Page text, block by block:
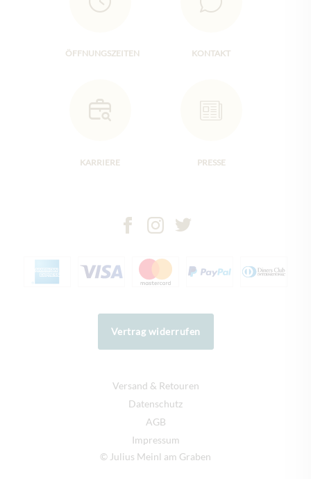
ÖFFNUNGSZEITEN KONTAKT
KARRIERE PRESSE
Vertrag widerrufen
Versand & Retouren
Datenschutz
AGB
Impressum
© Julius Meinl am Graben